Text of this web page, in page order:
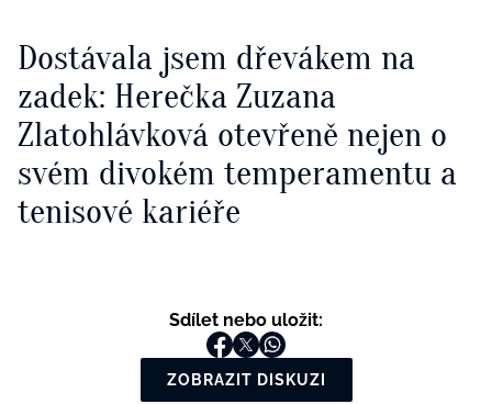
Dostávala jsem dřevákem na
zadek: Herečka Zuzana
Zlatohlávková otevřeně nejen o
svém divokém temperamentu a
tenisové kariéře
Sdílet nebo uložit:
ZOBRAZIT DISKUZI